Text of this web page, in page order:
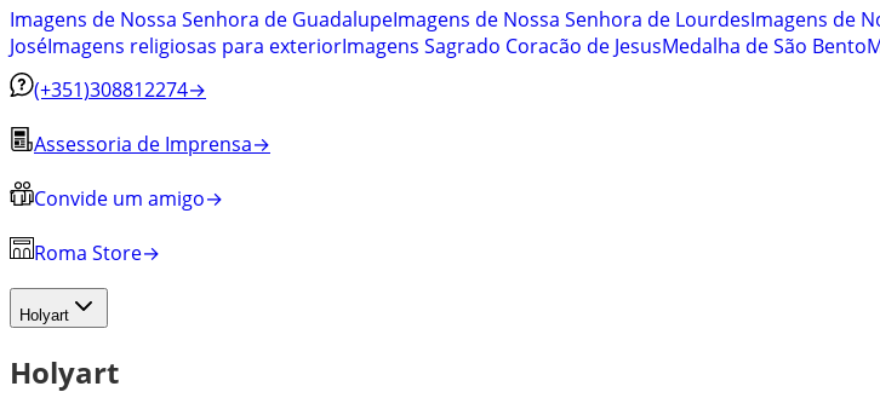
Imagens de Nossa Senhora de GuadalupeImagens de Nossa Senhora de LourdesImagens de
JoséImagens religiosas para exteriorImagens Sagrado Coracão de JesusMedalha de São Bento
(+351)308812274→
Assessoria de Imprensa→
Convide um amigo→
Roma Store→
Holyart
Holyart